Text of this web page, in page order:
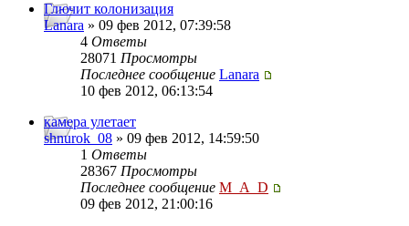
Глючит колонизация
Lanara » 09 фев 2012, 07:39:58
4 Ответы
28071 Просмотры
Последнее сообщение Lanara
10 фев 2012, 06:13:54
камера улетает
shnurok_08 » 09 фев 2012, 14:59:50
1 Ответы
28367 Просмотры
Последнее сообщение M_A_D
09 фев 2012, 21:00:16